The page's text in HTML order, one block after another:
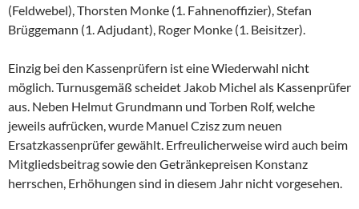
(Feldwebel), Thorsten Monke (1. Fahnenoffizier), Stefan
Brüggemann (1. Adjudant), Roger Monke (1. Beisitzer).
Einzig bei den Kassenprüfern ist eine Wiederwahl nicht
möglich. Turnusgemäß scheidet Jakob Michel als Kassenprüfer
aus. Neben Helmut Grundmann und Torben Rolf, welche
jeweils aufrücken, wurde Manuel Czisz zum neuen
Ersatzkassenprüfer gewählt. Erfreulicherweise wird auch beim
Mitgliedsbeitrag sowie den Getränkepreisen Konstanz
herrschen, Erhöhungen sind in diesem Jahr nicht vorgesehen.